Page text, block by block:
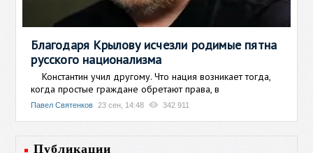
Благодаря Крылову исчезли родимые пятна
русского национализма
Константин учил другому. Что нация возникает тогда,
когда простые граждане обретают права, в
Павел Святенков 23 сен, 14:48 342 911
Публикации